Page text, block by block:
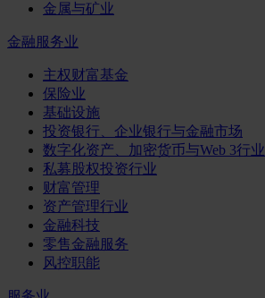
金属与矿业
金融服务业
主权财富基金
保险业
基础设施
投资银行、企业银行与金融市场
数字化资产、加密货币与Web 3行业
私募股权投资行业
财富管理
资产管理行业
金融科技
零售金融服务
风控职能